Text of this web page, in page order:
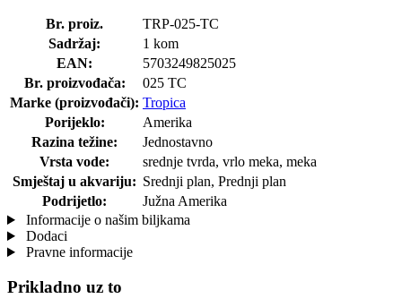
Br. proiz.
TRP-025-TC
Sadržaj:
1 kom
EAN:
5703249825025
Br. proizvođača:
025 TC
Marke (proizvođači): Tropica
Porijeklo:
Amerika
Razina težine:
Jednostavno
Vrsta vode:
srednje tvrda, vrlo meka, meka
Smještaj u akvariju: Srednji plan, Prednji plan
Podrijetlo:
Južna Amerika
Informacije o našim biljkama
Dodaci
Pravne informacije
Prikladno uz to